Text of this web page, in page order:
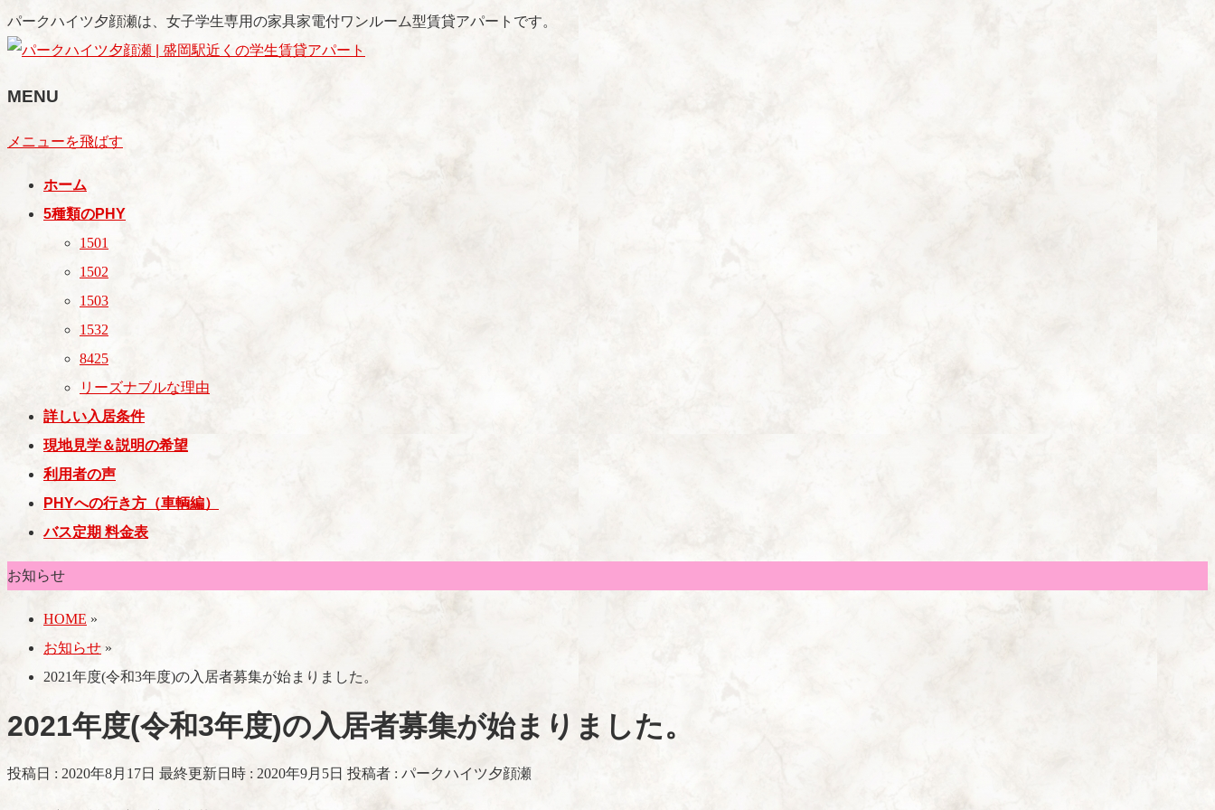
パークハイツ夕顔瀬は、女子学生専用の家具家電付ワンルーム型賃貸アパートです。
MENU
メニューを飛ばす
ホーム
5種類のPHY
1501
1502
1503
1532
8425
リーズナブルな理由
詳しい入居条件
現地見学＆説明の希望
利用者の声
PHYへの行き方（車輌編）
バス定期 料金表
お知らせ
HOME »
お知らせ »
2021年度(令和3年度)の入居者募集が始まりました。
2021年度(令和3年度)の入居者募集が始まりました。
投稿日 : 2020年8月17日 最終更新日時 : 2020年9月5日 投稿者 : パークハイツ夕顔瀬